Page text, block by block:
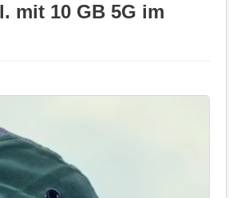
mit 10 GB 5G im